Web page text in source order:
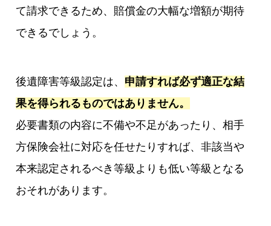
て請求できるため、賠償金の大幅な増額が期待
できるでしょう。
後遺障害等級認定は、 申請すれば必ず適正な結
果を得られるものではありません。
必要書類の内容に不備や不足があったり、相手
方保険会社に対応を任せたりすれば、非該当や
本来認定されるべき等級よりも低い等級となる
おそれがあります。